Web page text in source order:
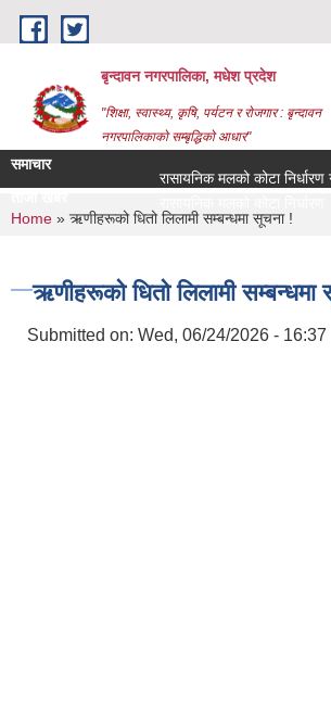
Skip to main content
बृन्दावन नगरपालिका, मधेश प्रदेश
"शिक्षा, स्वास्थ्य, कृषि, पर्यटन र रोजगार : बृन्दावन
नगरपालिकाको सम्बृद्धिको आधार"
समाचार
रासायनिक मलको कोटा निर्धारण
You are here
Home » ऋणीहरूको धितो लिलामी सम्बन्धमा सूचना !
ऋणीहरूको धितो लिलामी सम्बन्धमा
Submitted on: Wed, 06/24/2026 - 16:37